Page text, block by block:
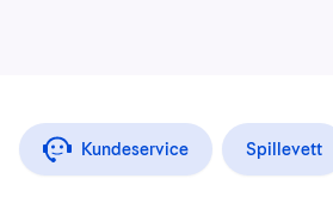
Kundeservice Spillevett